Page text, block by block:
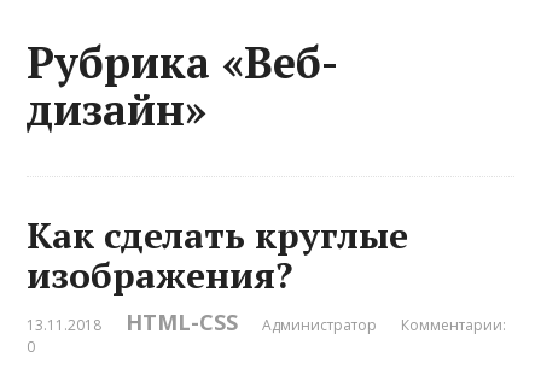
Рубрика «Веб-
дизайн»
Как сделать круглые
изображения?
13.11.2018 HTML-CSS Администратор
Комментарии:
0